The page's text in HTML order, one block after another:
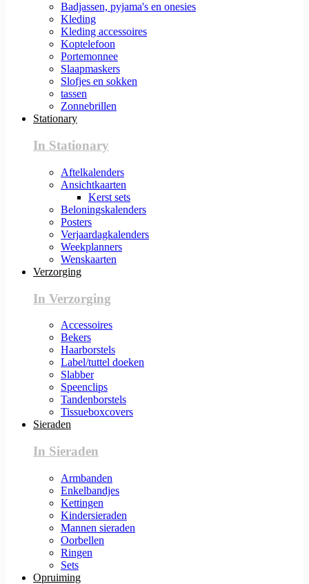
Badjassen, pyjama's en onesies
Kleding
Kleding accessoires
Koptelefoon
Portemonnee
Slaapmaskers
Slofjes en sokken
tassen
Zonnebrillen
Stationary
In Stationary
Aftelkalenders
Ansichtkaarten
Kerst sets
Beloningskalenders
Posters
Verjaardagkalenders
Weekplanners
Wenskaarten
Verzorging
In Verzorging
Accessoires
Bekers
Haarborstels
Label/tuttel doeken
Slabber
Speenclips
Tandenborstels
Tissueboxcovers
Sieraden
In Sieraden
Armbanden
Enkelbandjes
Kettingen
Kindersieraden
Mannen sieraden
Oorbellen
Ringen
Sets
Opruiming